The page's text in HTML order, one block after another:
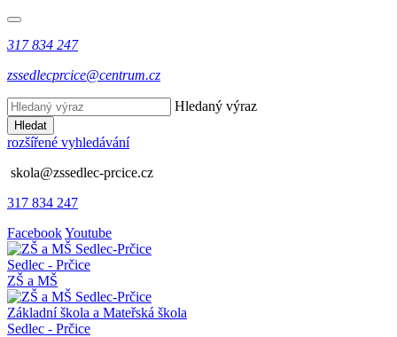
317 834 247
zssedlecprcice@centrum.cz
Hledaný výraz
Hledat
rozšířené vyhledávání
skola@zssedlec-prcice.cz
317 834 247
FacebookYoutube
Sedlec - Prčice
ZŠ a MŠ
Základní škola a Mateřská škola
Sedlec - Prčice